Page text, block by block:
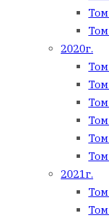
2020г.
2021г.